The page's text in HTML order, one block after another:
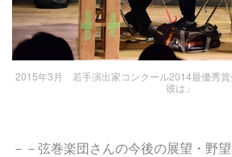
2015年3月 若手演出家コンクール2014最優秀賞
彼は」
－ －弦巻楽団さんの今後の展望・野